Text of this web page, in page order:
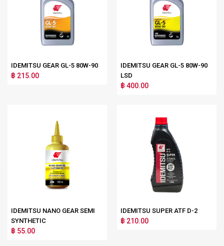
IDEMITSU GEAR GL-5 80W-90
฿ 215.00
IDEMITSU GEAR GL-5 80W-90
LSD
฿ 400.00
IDEMITSU NANO GEAR SEMI
SYNTHETIC
฿ 55.00
IDEMITSU SUPER ATF D-2
฿ 210.00